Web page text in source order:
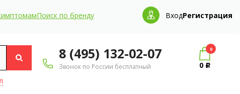
Поиск по бренду ВходРегистрация
8 (495) 132-02-07
Звонок по России бесплатный
0
0 Р